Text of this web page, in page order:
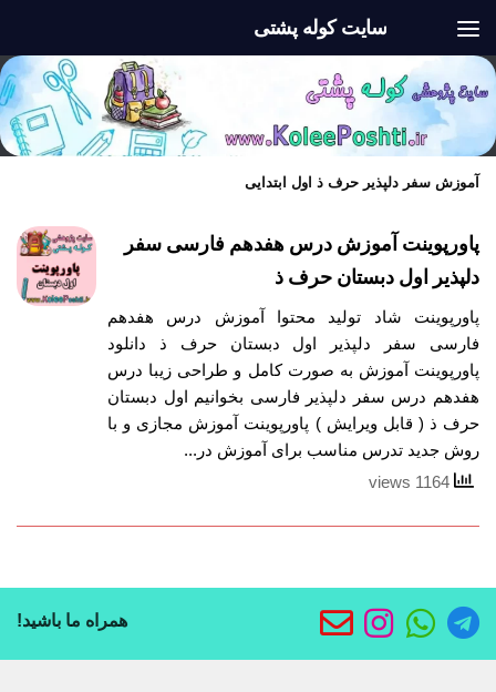
سایت کوله پشتی
آموزش سفر دلپذیر حرف ذ اول ابتدایی
پاورپوینت آموزش درس هفدهم فارسی سفر
دلپذیر اول دبستان حرف ذ
پاورپوینت شاد تولید محتوا آموزش درس هفدهم
فارسی سفر دلپذیر اول دبستان حرف ذ دانلود
پاورپوینت آموزش به صورت کامل و طراحی زیبا درس
هفدهم درس سفر دلپذیر فارسی بخوانیم اول دبستان
حرف ذ ( قابل ویرایش ) پاورپوینت آموزش مجازی و با
روش جدید تدرس مناسب برای آموزش در...
همراه ما باشید!